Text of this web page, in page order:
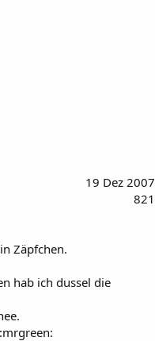
19 Dez 2007
821
Zäpfchen.
hab ich dussel die